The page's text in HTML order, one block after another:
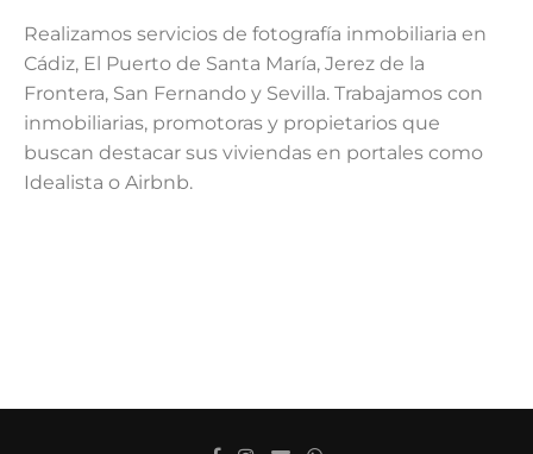
Realizamos servicios de fotografía inmobiliaria en
Cádiz, El Puerto de Santa María, Jerez de la
Frontera, San Fernando y Sevilla. Trabajamos con
inmobiliarias, promotoras y propietarios que
buscan destacar sus viviendas en portales como
Idealista o Airbnb.